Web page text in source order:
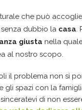
che può
dubbio la casa.
giusta nella
al nostro scopo.
il problema non si
gli spazi con la
di non